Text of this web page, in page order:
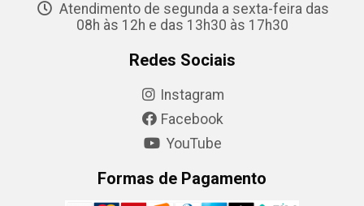
Atendimento de segunda a sexta-feira das
08h às 12h e das 13h30 às 17h30
Redes Sociais
Instagram
Facebook
YouTube
Formas de Pagamento